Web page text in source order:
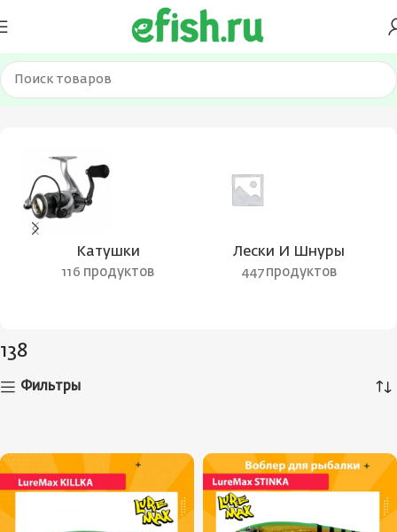
Главная Товар Цвет воблера 138
Катушки
116 продуктов
Лески И Шнуры
447 продуктов
138
Фильтры